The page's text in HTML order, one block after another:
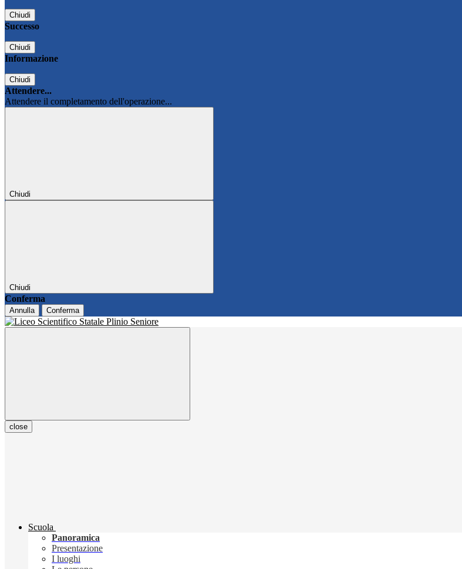
Chiudi
Successo
Chiudi
Informazione
Chiudi
Attendere...
Attendere il completamento dell'operazione...
Chiudi
Chiudi
Conferma
Annulla Conferma
close
Scuola
Panoramica
Presentazione
I luoghi